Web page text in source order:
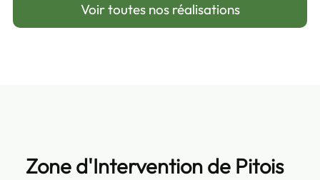
Voir toutes nos réalisations
Zone d'Intervention de Pitois